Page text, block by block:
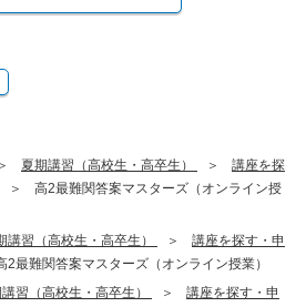
夏期講習（高校生・高卒生）
講座を探
高2最難関答案マスターズ（オンライン授
講習（高校生・高卒生）
講座を探す・申
2最難関答案マスターズ（オンライン授業）
習（高校生・高卒生）
講座を探す・申